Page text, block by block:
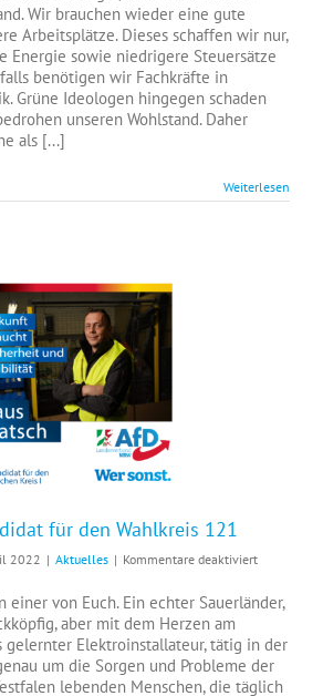
Spaltung
bringt
unser
NRW
voran
Wir brauchen wieder eine gute
Arbeitsplätze. Dieses schaffen wir nur,
Energie sowie niedrigere Steuersätze
benötigen wir Fachkräfte in
Grüne Ideologen hingegen schaden
unseren Wohlstand. Daher
als [...]
Weiterlesen
für den Wahlkreis 121
2022 | Aktuelles | Kommentare deaktiviertfür
den
Wahlkreis
121
einer von Euch. Ein echter Sauerländer,
aber mit dem Herzen am
Elektroinstallateur, tätig in der
um die Sorgen und Probleme der
lebenden Menschen, die täglich